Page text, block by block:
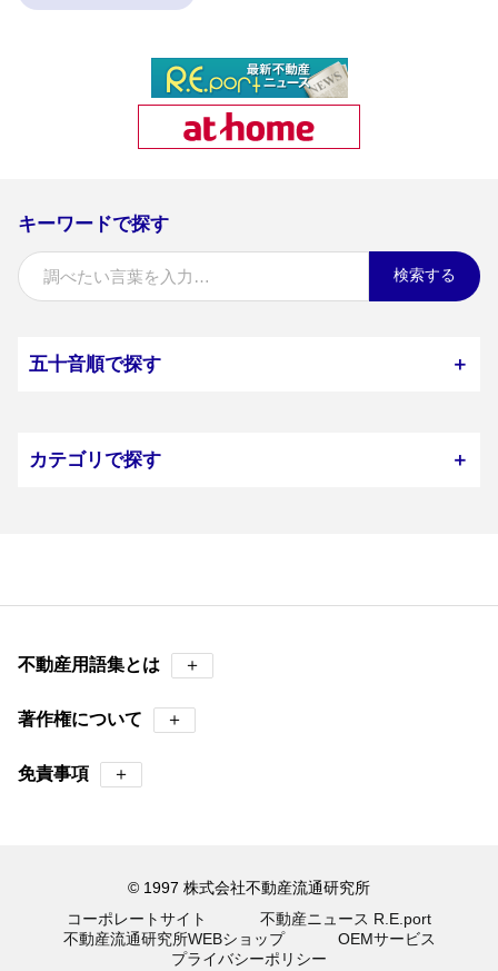
キーワードで探す
検索する
五十音順で探す ＋
カテゴリで探す ＋
不動産用語集とは ＋
著作権について ＋
免責事項 ＋
© 1997 株式会社不動産流通研究所
コーポレートサイト
不動産ニュース R.E.port
不動産流通研究所WEBショップ
OEMサービス
プライバシーポリシー